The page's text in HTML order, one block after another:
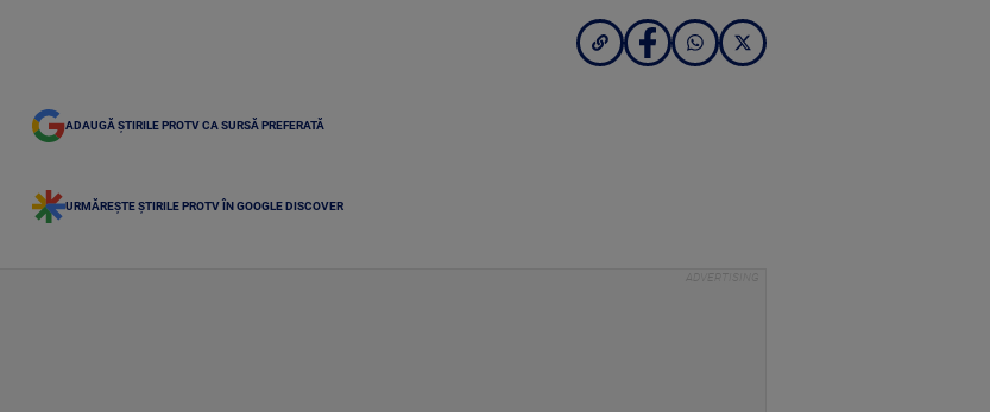
ADAUGĂ ȘTIRILE PROTV CA SURSĂ PREFERATĂ
URMĂREȘTE ȘTIRILE PROTV ÎN GOOGLE DISCOVER